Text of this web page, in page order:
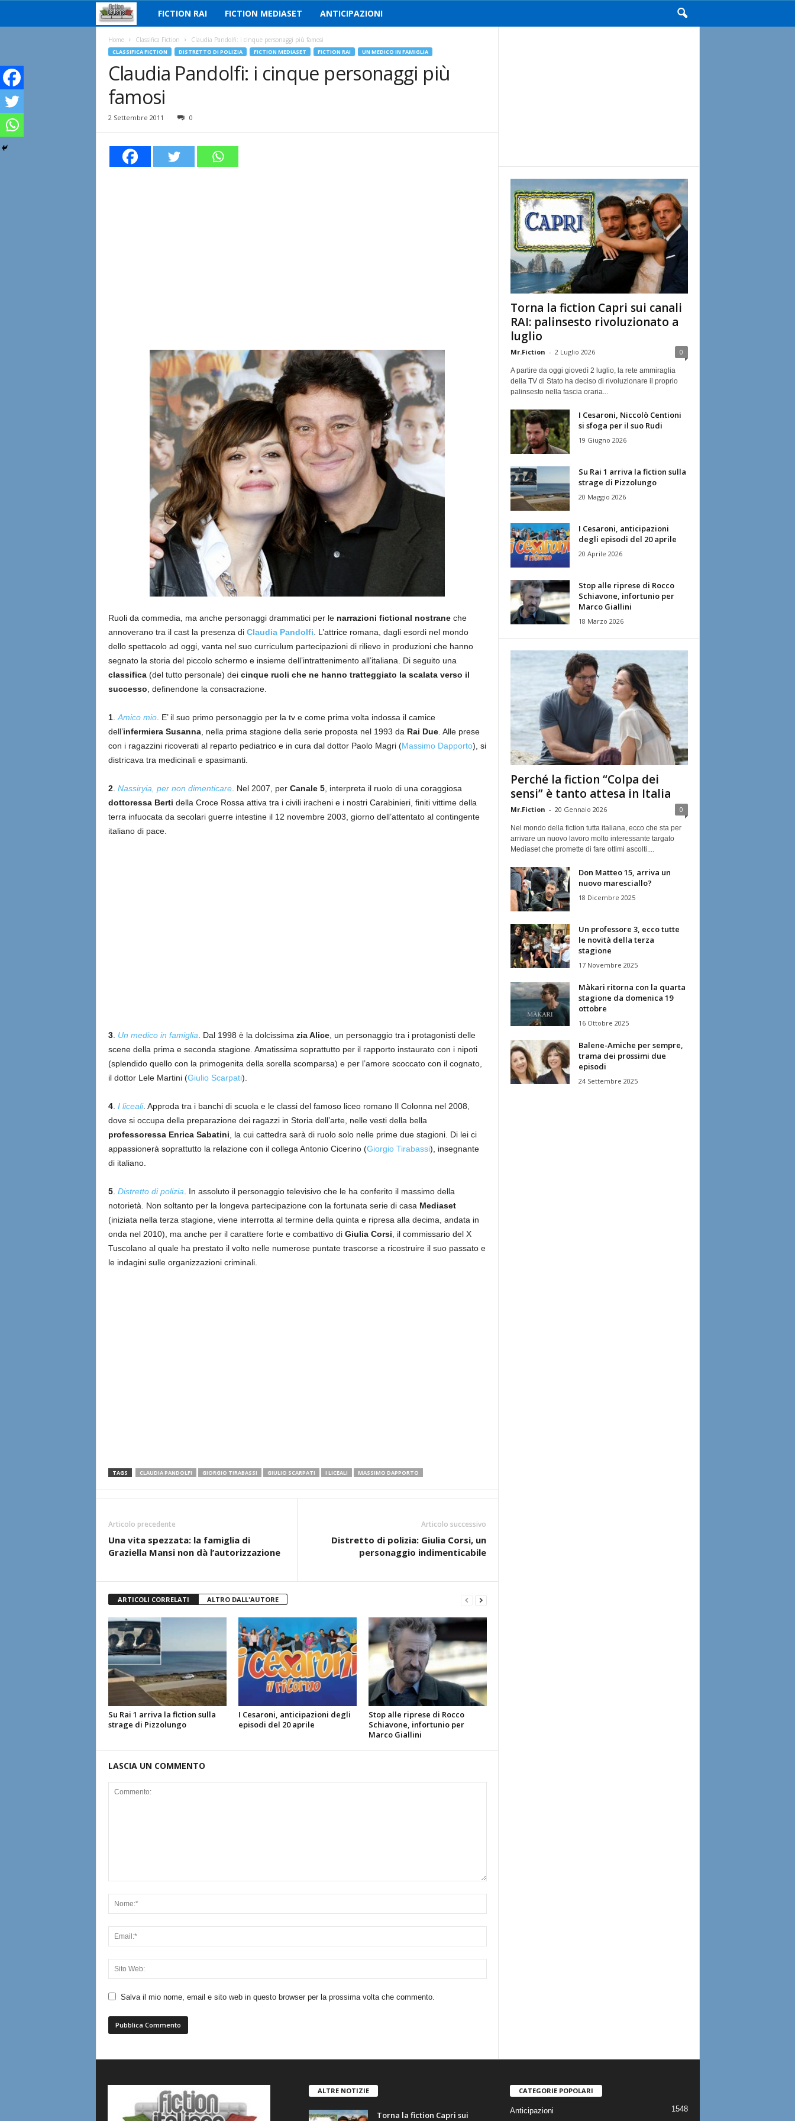
i
i
n
n
e
FICTION RAI FICTION MEDIASET ANTICIPAZIONI
Home Classifica Fiction Claudia Pandolfi: i cinque personaggi più famosi
CLASSIFICA FICTION DISTRETTO DI POLIZIA FICTION MEDIASET FICTION RAI UN MEDICO IN FAMIGLIA
Claudia Pandolfi: i cinque personaggi più
famosi
2 Settembre 2011 0
Ruoli da commedia, ma anche personaggi drammatici per le narrazioni fictional nostraneche
annoverano tra il cast la presenza di Claudia Pandolfi . L’attrice romana, dagli esordi nel mondo
dello spettacolo ad oggi, vanta nel suo curriculum partecipazioni di rilievo in produzioni che hanno
segnato la storia del piccolo schermo e insieme dell’intrattenimento all’italiana. Di seguito una
classifica(del tutto personale) dei cinque ruoli che ne hanno tratteggiato la scalata verso il
successo , definendone la consacrazione.
1. Amico mio. E’ il suo primo personaggio per la tv e come prima volta indossa il camice
dell’infermiera Susanna, nella prima stagione della serie proposta nel 1993 da Rai Due. Alle prese
con i ragazzini ricoverati al reparto pediatrico e in cura dal dottor Paolo Magri (Massimo Dapporto), si
districava tra medicinali e spasimanti.
2. Nassiryia, per non dimenticare. Nel 2007, per Canale 5, interpreta il ruolo di una coraggiosa
dottoressa Berti della Croce Rossa attiva tra i civili iracheni e i nostri Carabinieri, finiti vittime della
terra infuocata da secolari guerre intestine il 12 novembre 2003, giorno dell’attentato al contingente
italiano di pace.
3. Un medico in famiglia . Dal 1998 è la dolcissima zia Alice, un personaggio tra i protagonisti delle
scene della prima e seconda stagione. Amatissima soprattutto per il rapporto instaurato con i nipoti
(splendido quello con la primogenita della sorella scomparsa) e per l’amore scoccato con il cognato,
il dottor Lele Martini (Giulio Scarpati).
4. I liceali. Approda tra i banchi di scuola e le classi del famoso liceo romano Il Colonna nel 2008,
dove si occupa della preparazione dei ragazzi in Storia dell’arte, nelle vesti della bella
professoressa Enrica Sabatini , la cui cattedra sarà di ruolo solo nelle prime due stagioni. Di lei ci
appassionerà soprattutto la relazione con il collega Antonio Cicerino (Giorgio Tirabassi), insegnante
di italiano.
5. Distretto di polizia . In assoluto il personaggio televisivo che le ha conferito il massimo della
notorietà. Non soltanto per la longeva partecipazione con la fortunata serie di casa Mediaset
(iniziata nella terza stagione, viene interrotta al termine della quinta e ripresa alla decima, andata in
onda nel 2010), ma anche per il carattere forte e combattivo di Giulia Corsi , il commissario del X
Tuscolano al quale ha prestato il volto nelle numerose puntate trascorse a ricostruire il suo passato e
le indagini sulle organizzazioni criminali.
TAGS CLAUDIA PANDOLFI GIORGIO TIRABASSI GIULIO SCARPATI I LICEALI MASSIMO DAPPORTO
Articolo precedente
Una vita spezzata: la famiglia di
Graziella Mansi non dà l’autorizzazione
Articolo successivo
Distretto di polizia: Giulia Corsi, un
personaggio indimenticabile
ARTICOLI CORRELATI ALTRO DALL'AUTORE
Su Rai 1 arriva la fiction sulla
strage di Pizzolungo
I Cesaroni, anticipazioni degli
episodi del 20 aprile
Stop alle riprese di Rocco
Schiavone, infortunio per
Marco Giallini
LASCIA UN COMMENTO
Salva il mio nome, email e sito web in questo browser per la prossima volta che commento.
Torna la fiction Capri sui canali
RAI: palinsesto rivoluzionato a
luglio
Mr.Fiction - 2 Luglio 2026 0
A partire da oggi giovedì 2 luglio, la rete ammiraglia
della TV di Stato ha deciso di rivoluzionare il proprio
palinsesto nella fascia oraria...
I Cesaroni, Niccolò Centioni
si sfoga per il suo Rudi
19 Giugno 2026
Su Rai 1 arriva la fiction sulla
strage di Pizzolungo
20 Maggio 2026
I Cesaroni, anticipazioni
degli episodi del 20 aprile
20 Aprile 2026
Stop alle riprese di Rocco
Schiavone, infortunio per
Marco Giallini
18 Marzo 2026
Perché la fiction “Colpa dei
sensi” è tanto attesa in Italia
Mr.Fiction - 20 Gennaio 2026 0
Nel mondo della fiction tutta italiana, ecco che sta per
arrivare un nuovo lavoro molto interessante targato
Mediaset che promette di fare ottimi ascolti....
Don Matteo 15, arriva un
nuovo maresciallo?
18 Dicembre 2025
Un professore 3, ecco tutte
le novità della terza
stagione
17 Novembre 2025
Màkari ritorna con la quarta
stagione da domenica 19
ottobre
16 Ottobre 2025
Balene-Amiche per sempre,
trama dei prossimi due
episodi
24 Settembre 2025
ALTRE NOTIZIE
Torna la fiction Capri sui
CATEGORIE POPOLARI
Anticipazioni 1548